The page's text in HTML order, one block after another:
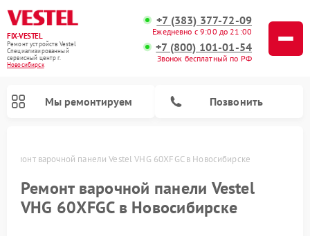
FIX-VESTEL
Ремонт устройств Vestel
Специализированный
cервисный центр г.
Новосибирск
+7 (383) 377-72-09
Ежедневно с 9:00 до 21:00
+7 (800) 101-01-54
Звонок бесплатный по РФ
Мы ремонтируем Позвонить
Ремонт варочной панели Vestel VHG 60XFGC в Новосибирске
Ремонт варочной панели Vestel
VHG 60XFGC в Новосибирске